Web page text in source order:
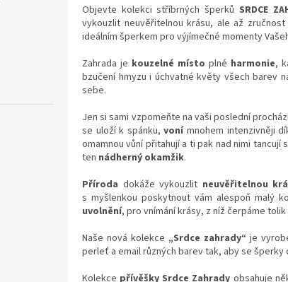
Objevte kolekci stříbrných šperků SRDCE
vykouzlit neuvěřitelnou krásu, ale až
ideálním šperkem pro výjímečné momenty
Zahrada je kouzelné místo plné harmonie,
bzučení hmyzu i úchvatné květy všech barev
sebe.
Jen si sami vzpomeňte na vaši poslední
se uloží k spánku,vonímnohem intenzivněji
omamnou vůní přitahují a ti pak nad nimi
ten nádherný okamžik.
Příroda dokáže vykouzlit neuvěřitelnou
s myšlenkou poskytnout vám alespoň malý
uvolnění, pro vnímání krásy, z níž čerpáme
Naše nová kolekce „Srdce zahrady“ je
perleť a email různých barev tak, aby se
Kolekce přívěšky Srdce Zahrady obsahuje